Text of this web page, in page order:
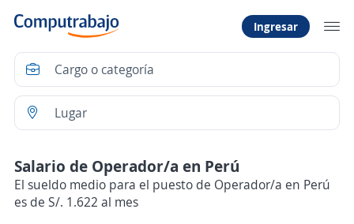
Ingresar
Salario de Operador/a en Perú
El sueldo medio para el puesto de Operador/a en Perú
es de S/. 1.622 al mes